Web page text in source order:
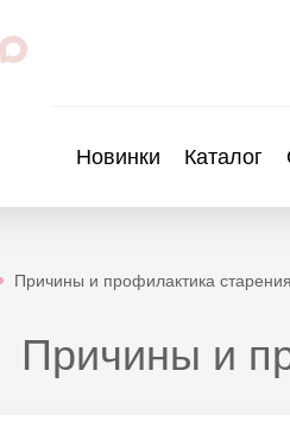
Новинки Каталог
Причины и профилактика
Причины и